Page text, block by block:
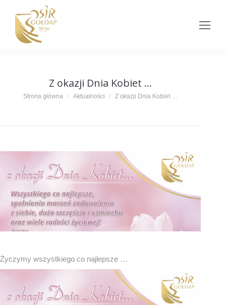
Z okazji Dnia Kobiet …
Jesteś tutaj:
Strona główna Aktualności Z okazji Dnia Kobiet …
Życzymy wszystkiego co najlepsze …